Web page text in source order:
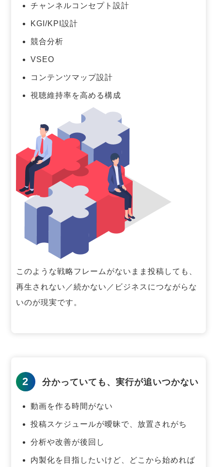
チャンネルコンセプト設計
KGI/KPI設計
競合分析
VSEO
コンテンツマップ設計
視聴維持率を高める構成
このような戦略フレームがないまま投稿しても、
再生されない／続かない／ビジネスにつながらな
いのが現実です。
2 分かっていても、実行が追いつかない
動画を作る時間がない
投稿スケジュールが曖昧で、放置されがち
分析や改善が後回し
内製化を目指したいけど、どこから始めれば